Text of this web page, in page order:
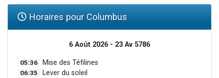
Horaires pour Columbus
6 Août 2026 - 23 Av 5786
05:36 Mise des Téfilines
06:35 Lever du soleil